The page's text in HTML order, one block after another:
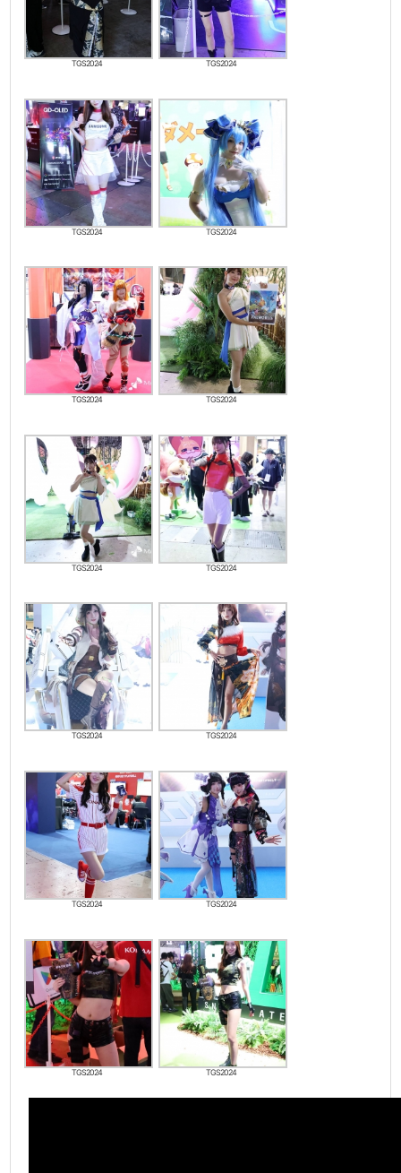
TGS2024 TGS2024
TGS2024 TGS2024
TGS2024 TGS2024
TGS2024 TGS2024
TGS2024 TGS2024
TGS2024 TGS2024
TGS2024 TGS2024